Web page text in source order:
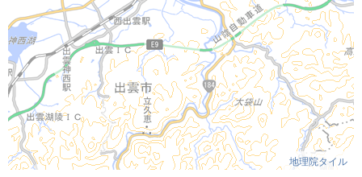
地理院タイル